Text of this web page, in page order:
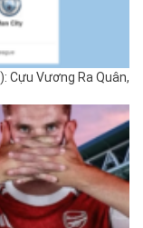
Cựu Vương Ra Quân,